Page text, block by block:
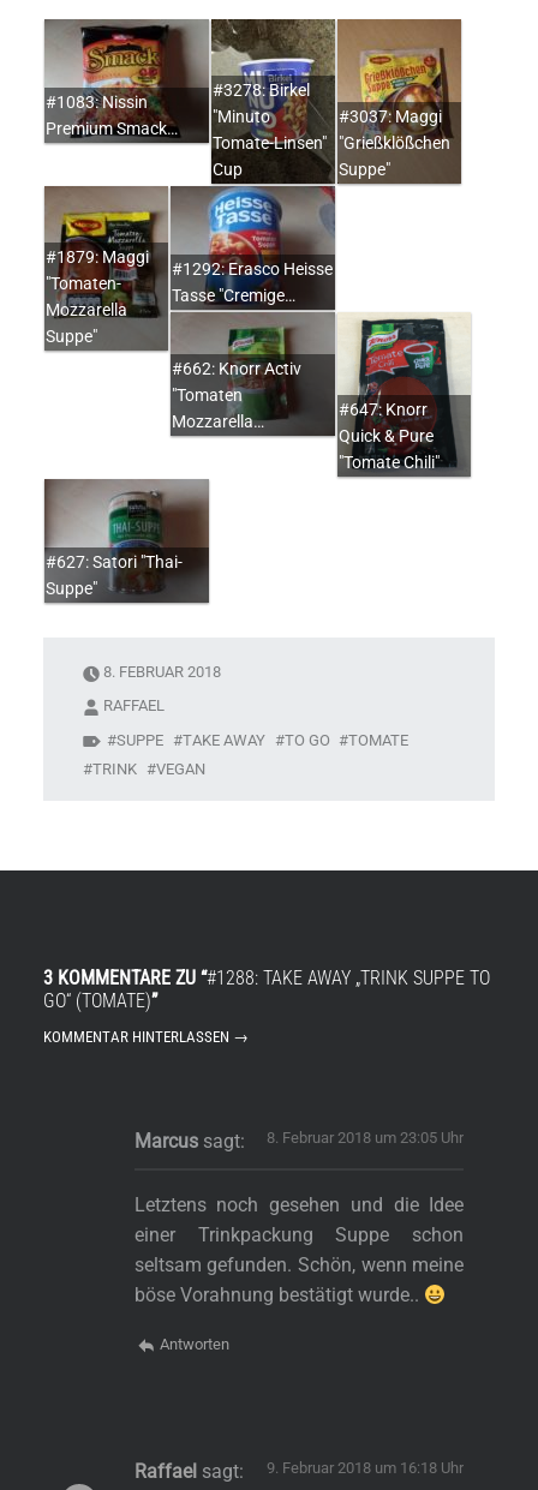
#1083: Nissin
Premium Smack…
#3278: Birkel
"Minuto
Tomate-Linsen"
Cup
#3037: Maggi
"Grießklößchen
Suppe"
#1879: Maggi
"Tomaten-
Mozzarella
Suppe"
#1292: Erasco Heisse
Tasse "Cremige…
#662: Knorr Activ
"Tomaten
Mozzarella…
#647: Knorr
Quick & Pure
"Tomate Chili"
#627: Satori "Thai-
Suppe"
8. FEBRUAR 2018
RAFFAEL
SUPPE
TAKE AWAY TO GO
TOMATE
TRINK
VEGAN
3 KOMMENTARE ZU “#1288: TAKE AWAY „TRINK SUPPE TO
GO“ (TOMATE)”
KOMMENTAR HINTERLASSEN →
Marcus sagt: 8. Februar 2018 um 23:05 Uhr
Letztens noch gesehen und die Idee
einer Trinkpackung Suppe schon
seltsam gefunden. Schön, wenn meine
böse Vorahnung bestätigt wurde..
Antworten
Raffael sagt: 9. Februar 2018 um 16:18 Uhr